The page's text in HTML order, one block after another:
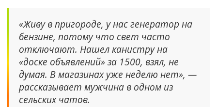
«Живу в пригороде, у нас генератор на
бензине, потому что свет часто
отключают. Нашел канистру на
«доске объявлений» за 1500, взял, не
думая. В магазинах уже неделю нет», —
рассказывает мужчина в одном из
сельских чатов.